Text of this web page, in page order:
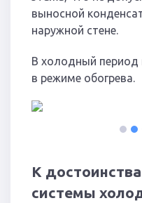
выносной
наружной стене.
В холодный
в режиме обогрева.
1 2
К
системы